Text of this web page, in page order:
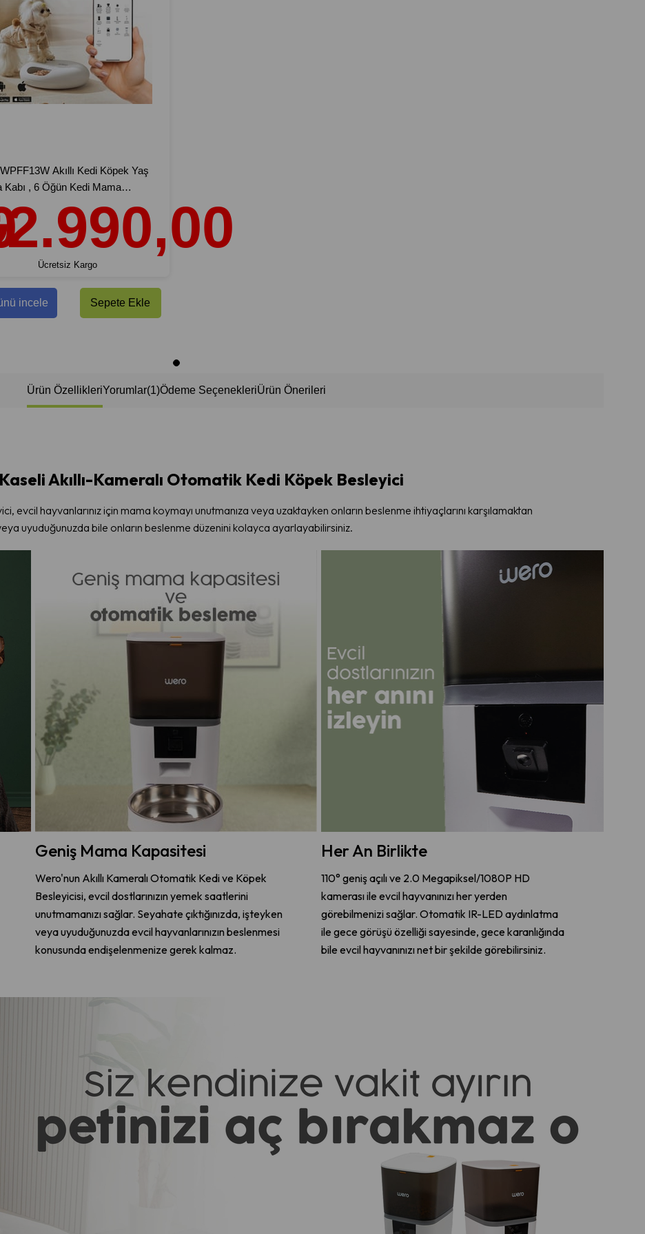
Akıllı Kedi Köpek Yaş
Kabı , 6 Öğün Kedi Mama
Wifi APP Kontrolü Uzaktan
Sıkışma Önleyici, Zamanlayıcı
Otomatik Evcil Hayvan Besleyici -
Sepete Ekle
incele
Ücretsiz Kargo
Ürün ÖzellikleriYorumlar(1)Ödeme SeçenekleriÜrün Önerileri
Akıllı-Kameralı Otomatik Kedi Köpek Besleyici
evcil hayvanlarınız için mama koymayı unutmanıza veya uzaktayken onların beslenme ihtiyaçlarını karşılamaktan
uyuduğunuzda bile onların beslenme düzenini kolayca ayarlayabilirsiniz.
Geniş Mama Kapasitesi
Wero'nun Akıllı Kameralı Otomatik Kedi ve Köpek
Besleyicisi, evcil dostlarınızın yemek saatlerini
unutmamanızı sağlar. Seyahate çıktığınızda, işteyken
veya uyuduğunuzda evcil hayvanlarınızın beslenmesi
konusunda endişelenmenize gerek kalmaz.
Her An Birlikte
110° geniş açılı ve 2.0 Megapiksel/1080P HD
kamerası ile evcil hayvanınızı her yerden
görebilmenizi sağlar. Otomatik IR-LED aydınlatma
ile gece görüşü özelliği sayesinde, gece karanlığında
bile evcil hayvanınızı net bir şekilde görebilirsiniz.